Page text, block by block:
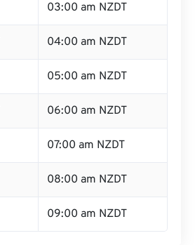
03:00 am NZDT
04:00 am NZDT
05:00 am NZDT
06:00 am NZDT
07:00 am NZDT
08:00 am NZDT
09:00 am NZDT